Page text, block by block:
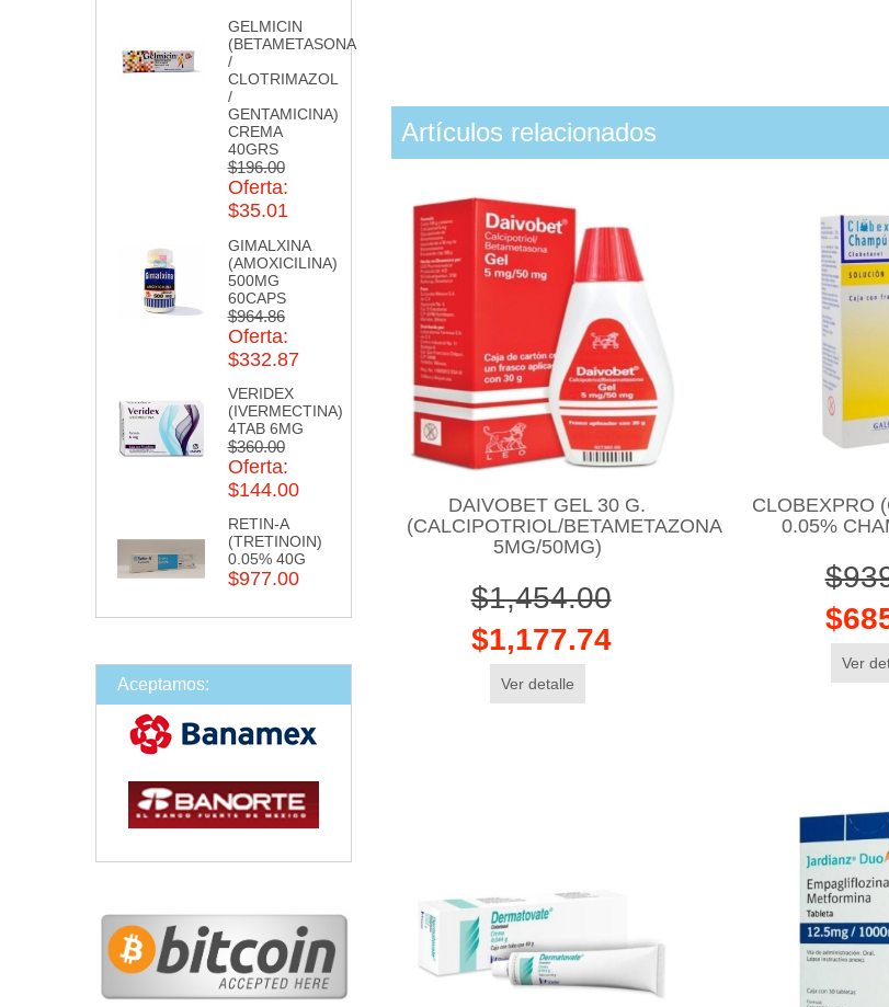
GELMICIN
(BETAMETASONA
/
CLOTRIMAZOL
/
GENTAMICINA)
CREMA
40GRS
$196.00
Oferta:
$35.01
GIMALXINA
(AMOXICILINA)
500MG
60CAPS
$964.86
Oferta:
$332.87
VERIDEX
(IVERMECTINA)
4TAB 6MG
$360.00
Oferta:
$144.00
RETIN-A
(TRETINOIN)
0.05% 40G
$977.00
Aceptamos:
Artículos relacionados
DAIVOBET GEL 30 G.
(CALCIPOTRIOL/BETAMETAZONA
5MG/50MG)
$1,454.00
$1,177.74
Ver detalle
CLOBEXPRO
0.05%
Ver